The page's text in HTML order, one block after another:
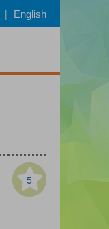
| English
5